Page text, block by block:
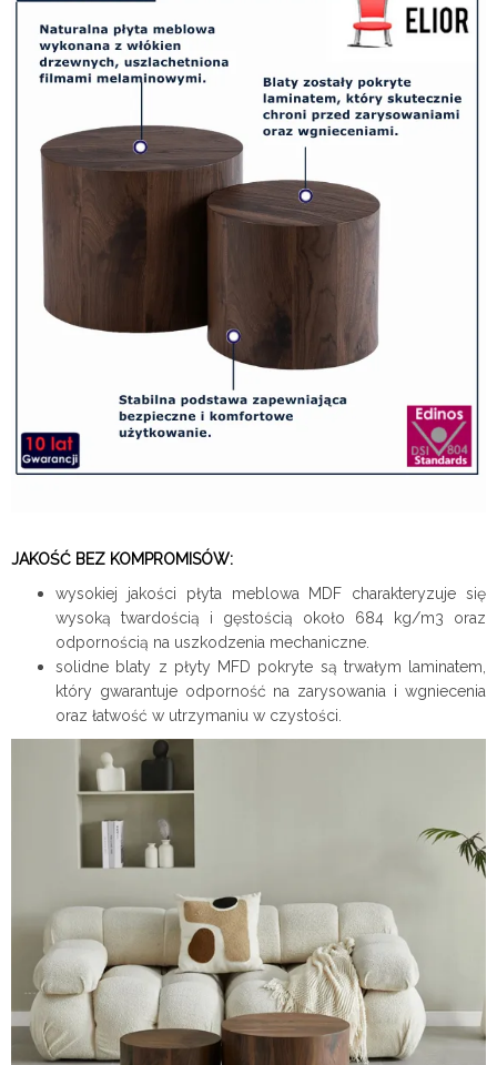
JAKOŚĆ BEZ KOMPROMISÓW:
wysokiej jakości płyta meblowa MDF charakteryzuje się
wysoką twardością i gęstością około 684 kg/m3 oraz
odpornością na uszkodzenia mechaniczne.
solidne blaty z płyty MFD pokryte są trwałym laminatem,
który gwarantuje odporność na zarysowania i wgniecenia
oraz łatwość w utrzymaniu w czystości.